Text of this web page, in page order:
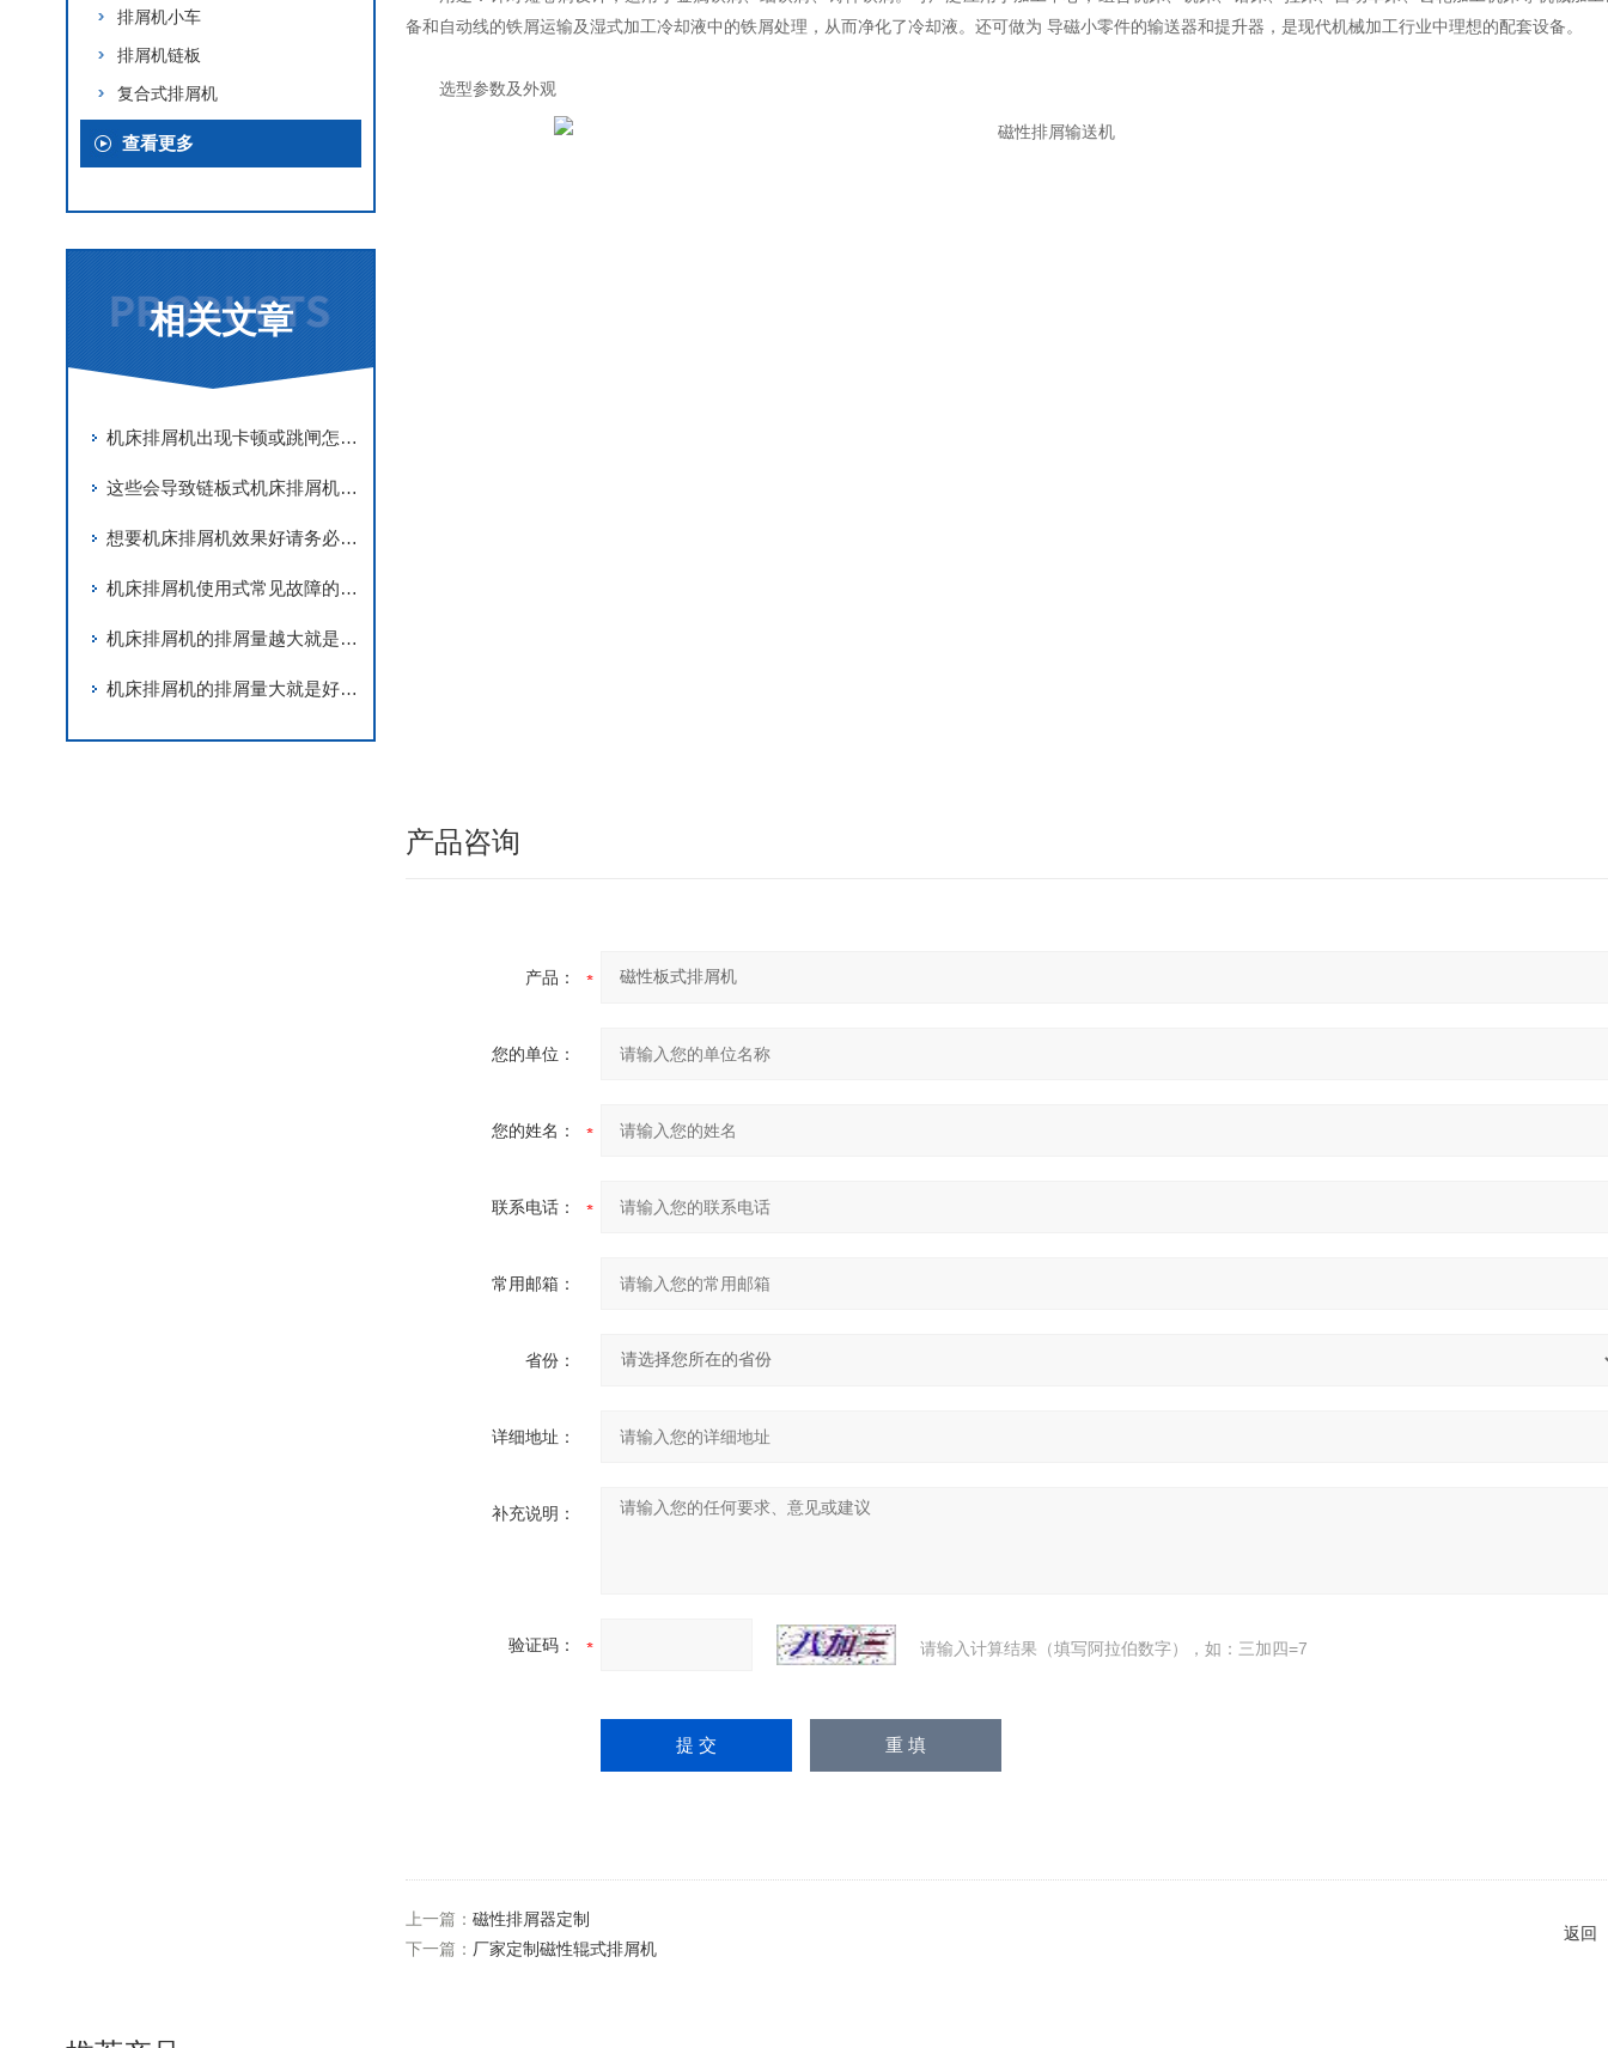
排屑机小车
排屑机链板
复合式排屑机
查看更多
相关文章
机床排屑机出现卡顿或跳闸怎么办？不妨来看看这个！
这些会导致链板式机床排屑机卡死的因素您知道吗？
想要机床排屑机效果好请务必做到这三步！
机床排屑机使用式常见故障的解决方法
机床排屑机的排屑量越大就是越好吗？
机床排屑机的排屑量大就是好的吗？
备和自动线的铁屑运输及湿式加工冷却液中的铁屑处理，从而净化了冷却液。还可做为 导磁小零件的输送器和提升器，是现代机械加工行业中理想的配套设备。
选型参数及外观
产品咨询
产品：
您的单位：
您的姓名：
联系电话：
常用邮箱：
省份：
详细地址：
补充说明：
验证码： 请输入计算结果（填写阿拉伯数字），如：三加四=7
上一篇： 磁性排屑器定制
下一篇： 厂家定制磁性辊式排屑机
返回